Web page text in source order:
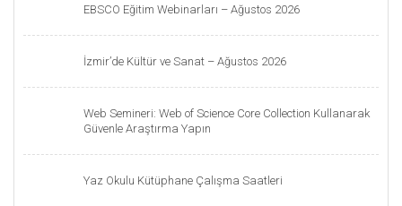
EBSCO Eğitim Webinarları – Ağustos 2026
İzmir’de Kültür ve Sanat – Ağustos 2026
Web Semineri: Web of Science Core Collection Kullanarak
Güvenle Araştırma Yapın
Yaz Okulu Kütüphane Çalışma Saatleri